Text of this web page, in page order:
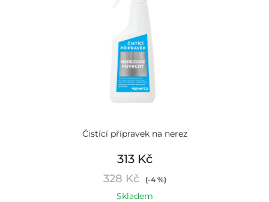
Čistící přípravek na nerez
313 Kč
328 Kč (-4 %)
Skladem